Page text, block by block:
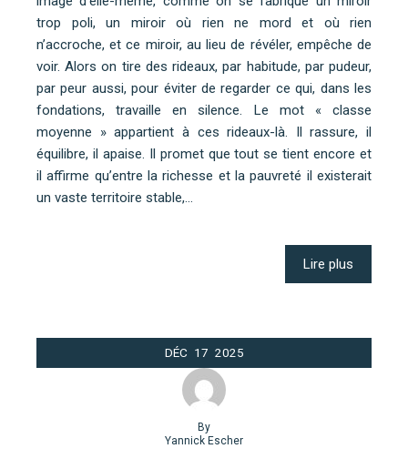
trop poli, un miroir où rien ne mord et où rien
n’accroche, et ce miroir, au lieu de révéler, empêche de
voir. Alors on tire des rideaux, par habitude, par pudeur,
par peur aussi, pour éviter de regarder ce qui, dans les
fondations, travaille en silence. Le mot « classe
moyenne » appartient à ces rideaux-là. Il rassure, il
équilibre, il apaise. Il promet que tout se tient encore et
il affirme qu’entre la richesse et la pauvreté il existerait
un vaste territoire stable,…
Lire plus
DÉC 17 2025
By
Yannick Escher